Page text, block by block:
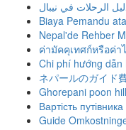
Biaya Pemandu
Nepal'de Rehber
ค่ามัคคุเทศก์หรือค่า
Chi phí hướng dẫn
ネパールのガイド
Ghorepani poon
Вартість
Guide